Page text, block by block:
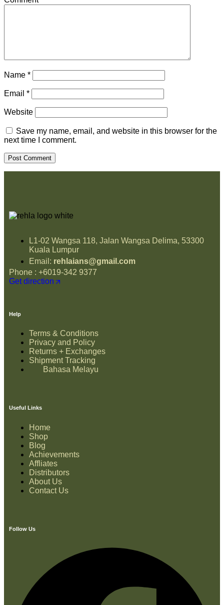
Name *
Email *
Website
Save my name, email, and website in this browser for the
next time I comment.
Post Comment
L1-02 Wangsa 118, Jalan Wangsa Delima, 53300
Kuala Lumpur
Email: rehlaians@gmail.com
Phone : +6019-342 9377
Get direction
Help
Terms & Conditions
Privacy and Policy
Returns + Exchanges
Shipment Tracking
Bahasa Melayu
Useful Links
Home
Shop
Blog
Achievements
Affliates
Distributors
About Us
Contact Us
Follow Us